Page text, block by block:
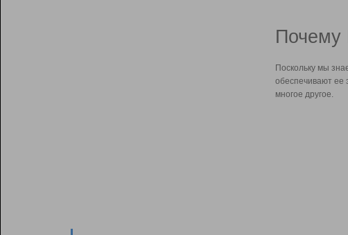
Почему
Поскольку мы
обеспечивают ее
многое другое.